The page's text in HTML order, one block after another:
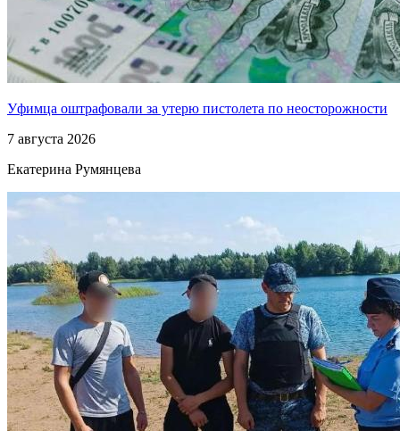
Уфимца оштрафовали за утерю пистолета по неосторожности
7 августа 2026
Екатерина Румянцева